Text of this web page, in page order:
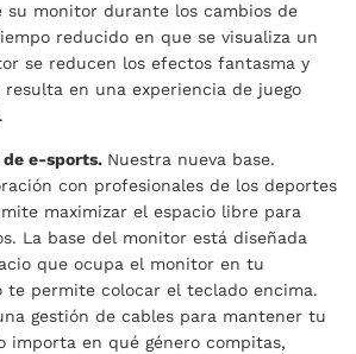
su monitor durante los cambios de
reducido en que se visualiza un
se reducen los efectos fantasma y
en una experiencia de juego
e-sports. Nuestra nueva base.
con profesionales de los deportes
maximizar el espacio libre para
La base del monitor está diseñada
que ocupa el monitor en tu
te permite colocar el teclado encima.
gestión de cables para mantener tu
importa en qué género compitas,